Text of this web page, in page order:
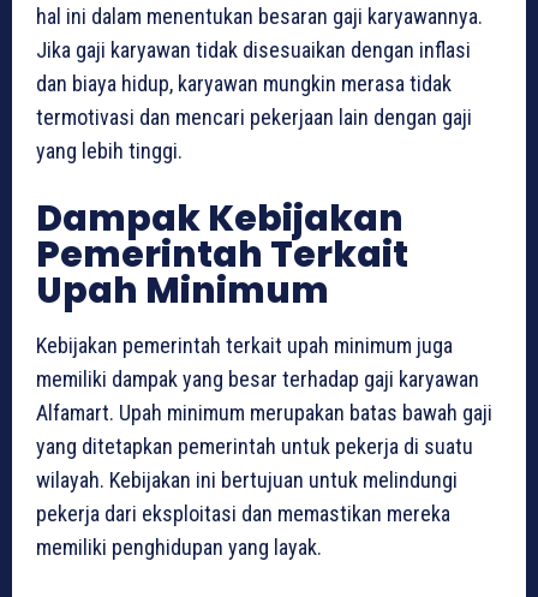
hal ini dalam menentukan besaran gaji karyawannya.
Jika gaji karyawan tidak disesuaikan dengan inflasi
dan biaya hidup, karyawan mungkin merasa tidak
termotivasi dan mencari pekerjaan lain dengan gaji
yang lebih tinggi.
Dampak Kebijakan
Pemerintah Terkait
Upah Minimum
Kebijakan pemerintah terkait upah minimum juga
memiliki dampak yang besar terhadap gaji karyawan
Alfamart. Upah minimum merupakan batas bawah gaji
yang ditetapkan pemerintah untuk pekerja di suatu
wilayah. Kebijakan ini bertujuan untuk melindungi
pekerja dari eksploitasi dan memastikan mereka
memiliki penghidupan yang layak.